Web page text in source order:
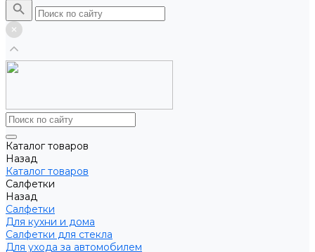
Каталог товаров
Назад
Каталог товаров
Салфетки
Назад
Салфетки
Для кухни и дома
Салфетки для стекла
Для ухода за автомобилем